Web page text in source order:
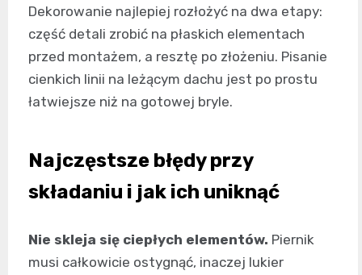
Dekorowanie najlepiej rozłożyć na dwa etapy:
część detali zrobić na płaskich elementach
przed montażem, a resztę po złożeniu. Pisanie
cienkich linii na leżącym dachu jest po prostu
łatwiejsze niż na gotowej bryle.
Najczęstsze błędy przy
składaniu i jak ich uniknąć
Nie skleja się ciepłych elementów. Piernik
musi całkowicie ostygnąć, inaczej lukier